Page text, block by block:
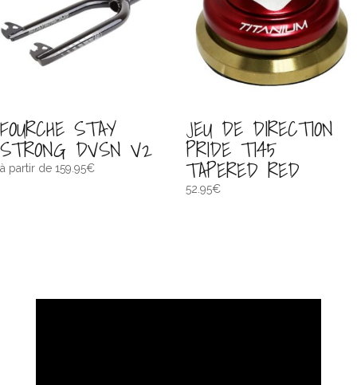
FOURCHE STAY
STRONG DVSN V2
à partir de 159.95€
JEU DE DIRECTION
PRIDE TI45
TAPERED RED
52.95€